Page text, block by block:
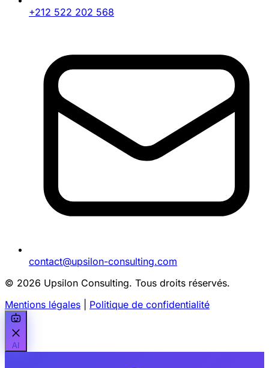
+212 522 202 568
contact@upsilon-consulting.com
© 2026 Upsilon Consulting. Tous droits réservés.
Mentions légales
Politique de confidentialité
AI